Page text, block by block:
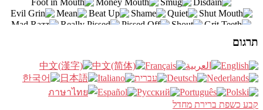
תרגום
קבע כשפת ברירת מחדל